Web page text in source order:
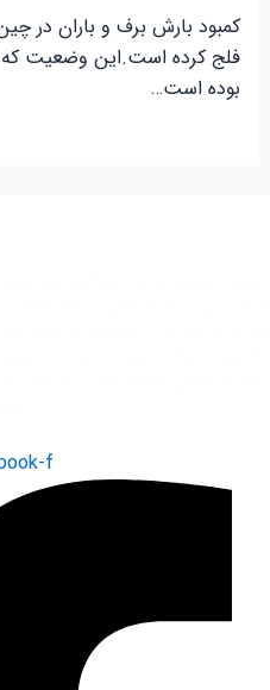
کمبود بارش برف و باران در
فلج کرده است.این وضعیت
بوده است…
f